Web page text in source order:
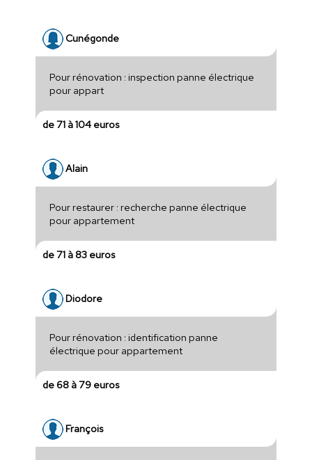
Cunégonde
Pour rénovation : inspection panne électrique
pour appart
de 71 à 104 euros
Alain
Pour restaurer : recherche panne électrique
pour appartement
de 71 à 83 euros
Diodore
Pour rénovation : identification panne
électrique pour appartement
de 68 à 79 euros
François